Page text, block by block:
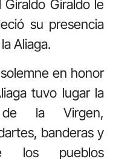
Giraldo le
su presencia
Aliaga.
en honor
tuvo lugar la
de la Virgen,
banderas y
los pueblos